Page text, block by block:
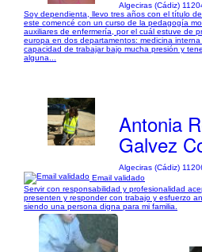
Algeciras (Cádiz)
Soy dependienta, llevo tres años con el título
este comencé con un curso de la pedagogía
auxiliares de enfermería, por el cuál estuve de
europa en dos departamentos: medicina
capacidad de trabajar bajo mucha presión y
alguna...
Antonia
Galvez
Algeciras (Cádiz)
Email validado
Servir con responsabilidad y profesionalidad
presenten y responder con trabajo y esfuerzo
siendo una persona digna para mi familia.